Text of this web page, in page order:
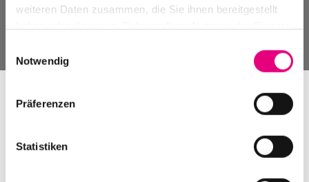
weiteren Daten zusammen, die Sie ihnen bereitgestellt
Notwendig
Präferenzen
Statistiken
Past events, festivals, and venues